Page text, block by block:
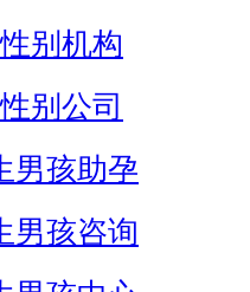
别机构
别公司
男孩助孕
男孩咨询